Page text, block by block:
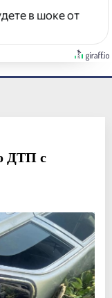
в шоке от
ДТП с